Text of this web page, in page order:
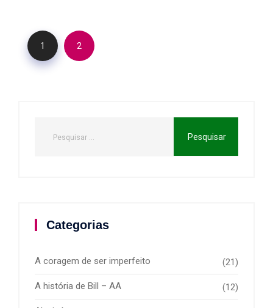
1 2
Categorias
A coragem de ser imperfeito (21)
A história de Bill – AA (12)